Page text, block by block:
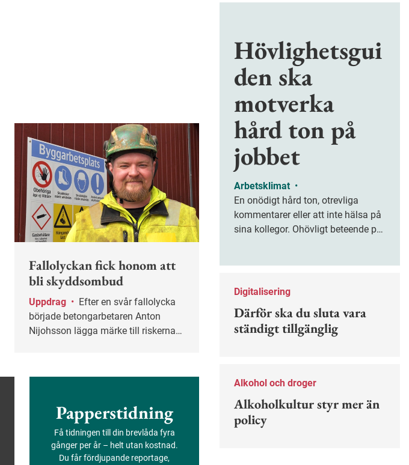
Fallolyckan fick honom att
bli skyddsombud
Uppdrag •
började betongarbetaren Anton
Nijohsson lägga märke till riskerna
skyddsombud.
Papperstidning
Få tidningen till din brevlåda fyra
gånger per år – helt utan kostnad.
Du får fördjupande reportage,
Hövlighetsgui
den ska
motverka
hård ton på
jobbet
Arbetsklimat •
En onödigt hård ton, otrevliga
kommentarer eller att inte hälsa på
sina kollegor. Ohövligt beteende på
förebygga ohövligt beteende på
Digitalisering
Därför ska du sluta vara
ständigt tillgänglig
Alkohol och droger
Alkoholkultur styr mer än
policy